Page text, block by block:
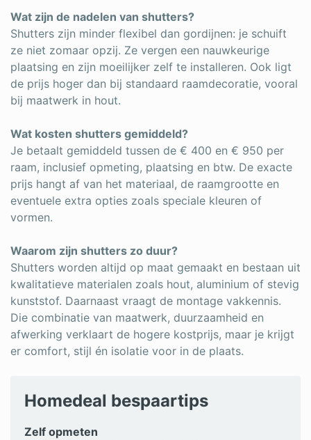
Wat zijn de nadelen van shutters?
Shutters zijn minder flexibel dan gordijnen: je schuift
ze niet zomaar opzij. Ze vergen een nauwkeurige
plaatsing en zijn moeilijker zelf te installeren. Ook ligt
de prijs hoger dan bij standaard raamdecoratie, vooral
bij maatwerk in hout.
Wat kosten shutters gemiddeld?
Je betaalt gemiddeld tussen de € 400 en € 950 per
raam, inclusief opmeting, plaatsing en btw. De exacte
prijs hangt af van het materiaal, de raamgrootte en
eventuele extra opties zoals speciale kleuren of
vormen.
Waarom zijn shutters zo duur?
Shutters worden altijd op maat gemaakt en bestaan uit
kwalitatieve materialen zoals hout, aluminium of stevig
kunststof. Daarnaast vraagt de montage vakkennis.
Die combinatie van maatwerk, duurzaamheid en
afwerking verklaart de hogere kostprijs, maar je krijgt
er comfort, stijl én isolatie voor in de plaats.
Homedeal bespaartips
Zelf opmeten